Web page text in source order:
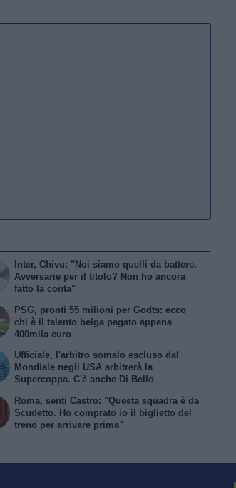
Inter, Chivu: "Noi siamo quelli da battere.
Avversarie per il titolo? Non ho ancora
fatto la conta"
PSG, pronti 55 milioni per Godts: ecco
chi è il talento belga pagato appena
400mila euro
Ufficiale, l'arbitro somalo escluso dal
Mondiale negli USA arbitrerà la
Supercoppa. C'è anche Di Bello
Roma, senti Castro: "Questa squadra è da
Scudetto. Ho comprato io il biglietto del
treno per arrivare prima"